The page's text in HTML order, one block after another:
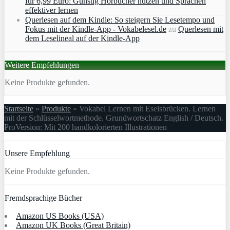
effektiver lernen
Querlesen auf dem Kindle: So steigern Sie Lesetempo und
Fokus mit der Kindle-App - Vokabelesel.de zu Querlesen mit
dem Leselineal auf der Kindle-App
Weitere Empfehlungen
Keine Produkte gefunden.
Startseite » Produkte » Vokabel Lernen mit Eselsbrücken. Lernen
mit der Schlüsselwortmethode. Grundwortschatz English / Deutsch.
ProVersion: Mit 200 handkolorierten Illustrationen
Unsere Empfehlung
Keine Produkte gefunden.
Fremdsprachige Bücher
Amazon US Books (USA)
Amazon UK Books (Great Britain)